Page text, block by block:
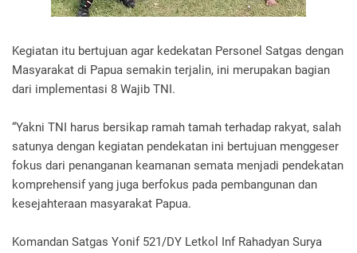
Kegiatan itu bertujuan agar kedekatan Personel Satgas dengan
Masyarakat di Papua semakin terjalin, ini merupakan bagian
dari implementasi 8 Wajib TNI.
“Yakni TNI harus bersikap ramah tamah terhadap rakyat, salah
satunya dengan kegiatan pendekatan ini bertujuan menggeser
fokus dari penanganan keamanan semata menjadi pendekatan
komprehensif yang juga berfokus pada pembangunan dan
kesejahteraan masyarakat Papua.
Komandan Satgas Yonif 521/DY Letkol Inf Rahadyan Surya